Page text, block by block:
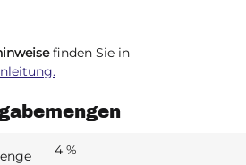
finden Sie in
4 %